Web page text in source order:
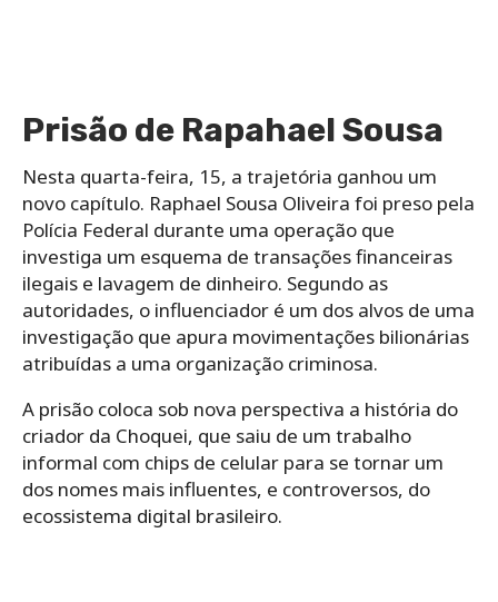
Prisão de Rapahael Sousa
Nesta quarta-feira, 15, a trajetória ganhou um
novo capítulo. Raphael Sousa Oliveira foi preso pela
Polícia Federal durante uma operação que
investiga um esquema de transações financeiras
ilegais e lavagem de dinheiro. Segundo as
autoridades, o influenciador é um dos alvos de uma
investigação que apura movimentações bilionárias
atribuídas a uma organização criminosa.
A prisão coloca sob nova perspectiva a história do
criador da Choquei, que saiu de um trabalho
informal com chips de celular para se tornar um
dos nomes mais influentes, e controversos, do
ecossistema digital brasileiro.